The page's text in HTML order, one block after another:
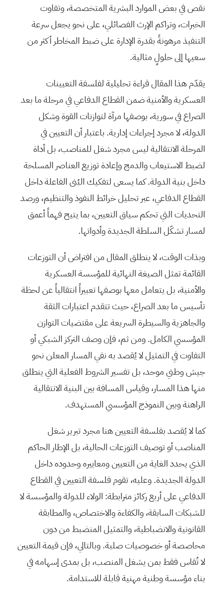
نقص في بعض الموارد البشرية المتخصصة، وتفاوت
الخبرات، وتراكم الإرث الفصائلي، على نحو يجعل سرعة
التنفيذ مرهونةً بقدرة الإدارة على ضبط المخاطر أكثر من
سعيها إلى حلولٍ مثالية.
يقدّم هذا المقال قراءة تحليلية لفلسفة التعيينات
العسكرية والأمنية ضمن القطاع الدفاعي في مرحلة ما بعد
الصراع في سورية، بوصفها مرآة لتوازنات القوة وشكل
الدولة، لا مجرد إجراءات إدارية. باعتبار أن التعيين في
المرحلة الانتقالية ليس مجرد شغل للمناصب، بل أداة
لضبط الاستيعاب والدمج وإعادة توزيع العناصر المسلحة
داخل بنية الدولة. كما يسعى لتفكيك البُنى الفاعلة داخل
القطاع الدفاعي، عبر تحليل خرائط النفوذ والتنظيم، ورصد
التحديات التي تحكم سياق التعيين، بما يتيح فهماً أعمق
لمسار تشكّل السلطة الجديدة وأدواتها.
وبذات الوقت، لا ينطلق المقال من افتراض أن التوزعات
القائمة تمثل الصيغة النهائية للمؤسسة العسكرية
والأمنية، بل يتعامل معها بوصفها تعبيراً انتقالياً عن لحظة
تأسيس ما بعد الصراع، حيث تتقدم اعتبارات الثقة
والجاهزية والسيطرة السريعة على مقتضيات التوازن
المؤسسي الكامل. ومن ثم، فإن وصف التركز الشبكي أو
التفاوت في التمثيل لا يُقصد به نفي المسار المعلن نحو
جيش وطني موحد، بل تفسير الشروط الفعلية التي ينطلق
منها هذا المسار، وقياس المسافة بين البنية الانتقالية
الراهنة وبين النموذج المؤسسي المستهدف.
كما لا يُقصد بفلسفة التعيين هنا مجرد تبرير شغل
المناصب أو توصيف التوزعات الحالية، بل الإطار الحاكم
الذي يحدد الغاية من التعيين ومعاييره وحدوده داخل
الدولة الجديدة. وعليه، تقوم فلسفة التعيين في القطاع
الدفاعي على أربع ركائز مترابطة: الولاء للدولة والمؤسسة لا
للشبكات السابقة، والكفاءة والاختصاص، والمطابقة
القانونية والانضباطية، والتمثيل المنضبط من دون
محاصصة أو خصوصيات صلبة. وبالتالي، فإن قيمة التعيين
لا تُقاس فقط بمن يشغل المنصب، بل بمدى إسهامه في
بناء مؤسسة وطنية مهنية قابلة للاستدامة.